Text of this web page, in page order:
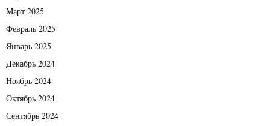
Март 2025
Февраль 2025
Январь 2025
Декабрь 2024
Ноябрь 2024
Октябрь 2024
Сентябрь 2024